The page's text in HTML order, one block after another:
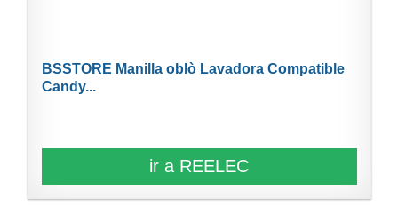
BSSTORE Manilla oblò Lavadora Compatible
Candy...
ir a REELEC